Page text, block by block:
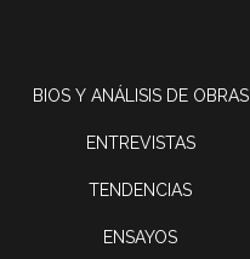
BIOS Y ANÁLISIS DE OBRAS
ENTREVISTAS
TENDENCIAS
ENSAYOS